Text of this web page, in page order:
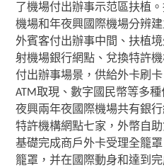
了機場付出辦事示范區扶植
機場和年夜興國際機場分辨
外賓客付出辦事中間、扶植
射機場銀行網點、兌換特許
付出辦事場景，供給外卡刷
ATM取現、數字國民幣等多
夜興兩年夜國際機場共有銀
特許機構網點七家，外幣自助
基礎完成商戶外卡受理全籠
籠罩，并在國際動身和達到